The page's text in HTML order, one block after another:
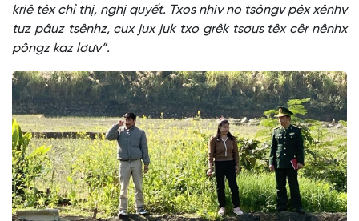
kriê têx chỉ thị, nghị quyết. Txos nhiv no tsôngv pêx xênhv
tưz pâuz tsênhz, cux jux juk txo grêk tsơưs têx cêr nênhx
pôngz kaz lơưv”.